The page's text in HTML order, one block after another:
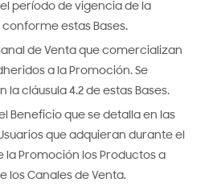
período de vigencia de la
estas Bases.
de Venta que comercializan
a la Promoción. Se
cláusula 4.2 de estas Bases.
Beneficio que se detalla en las
que adquieran durante el
la Promoción los Productos a
los Canales de Venta.